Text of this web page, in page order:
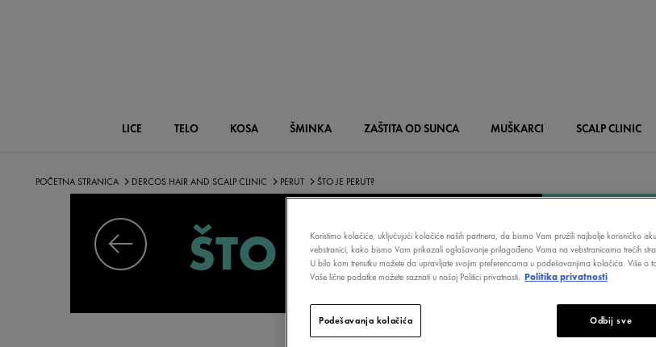
LICE TELO KOSA ŠMINKA ZAŠTITA OD SUNCA MUŠKARCI SCALPCLINIC
POČETNA STRANICA DERCOS HAIR AND SCALP CLINIC PERUT ŠTO JE PERUT?
ŠTO JEPERUT?
Koristimo kolačiće, uključujući kolačiće naših partnera, da bismo Vam pružili najbolje korisničko
vebstranici, kako bismo Vam prikazali oglašavanje prilagođeno Vama na vebstranicama trećih
U bilo kom trenutku možete da upravljate svojim preferencama u podešavanjima kolačića. Više o
Vaše lične podatke možete saznati u našoj Politici privatnosti. Politika privatnosti
Odbij sve
Podešavanja kolačića